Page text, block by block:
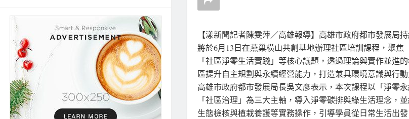
【漾新聞記者陳雯萍／高雄報導】高雄市政府都市發展局
將於6月13日在燕巢橫山共創基地辦理社區培訓課程，聚焦
「社區淨零生活實踐」等核心議題，透過理論與實作並進
區提升自主規劃與永續經營能力，打造兼具環境意識與行
高雄市政府都市發展局長吳文彥表示，本次課程以「淨零
「社區治理」為三大主軸，導入淨零碳排與綠生活理念，
生態檢核與植栽養護等實務操作，引導學員從日常生活出